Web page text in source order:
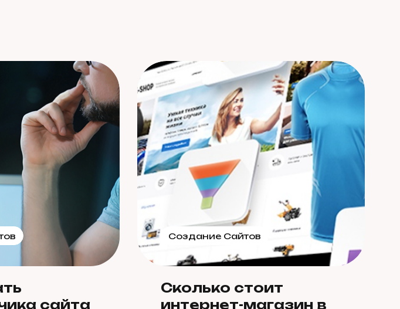
сайта
Создание Сайтов
Сколько стоит
интернет-магазин в